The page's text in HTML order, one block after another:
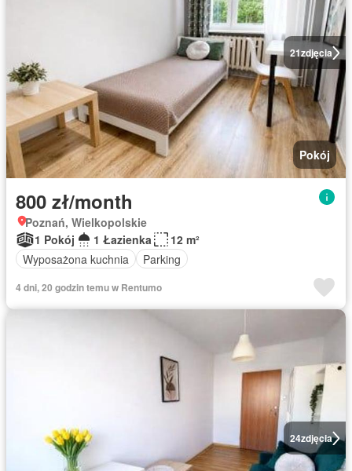
21zdjęcia
Pokój
800 zł/month
Poznań, Wielkopolskie
1 Pokój
1 Łazienka
12 m²
Wyposażona kuchnia
Parking
4 dni, 20 godzin temu w Rentumo
24zdjęcia